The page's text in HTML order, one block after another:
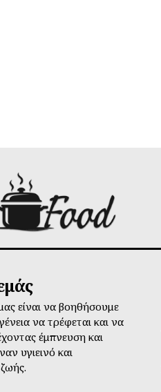
είναι να βοηθήσουμε
να τρέφεται και να
έμπνευση και
υγιεινό και